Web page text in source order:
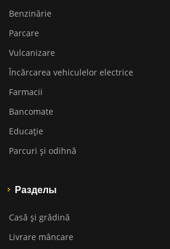
Benzinărie
Parcare
Vulcanizare
Încărcarea vehiculelor electrice
Farmacii
Bancomate
Educaţie
Parcuri și odihnă
Разделы
Casă și grădină
Livrare mâncare